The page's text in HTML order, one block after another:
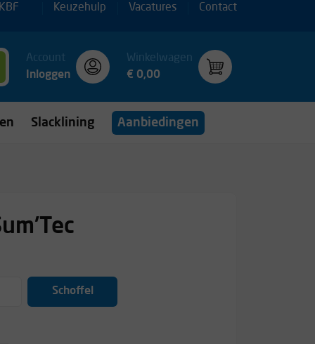
Keuzehulp Vacatures Contact
Account
Inloggen
Winkelwagen
€ 0,00
Slacklining Aanbiedingen
Schoffel